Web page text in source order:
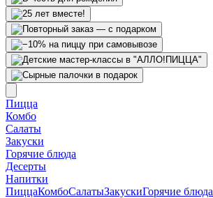
Пицца
Комбо
Салаты
Закуски
Горячие блюда
Десерты
Напитки
ПиццаКомбоСалатыЗакускиГорячие блюда